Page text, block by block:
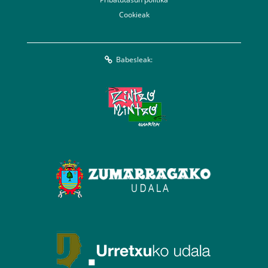
Cookieak
Babesleak: